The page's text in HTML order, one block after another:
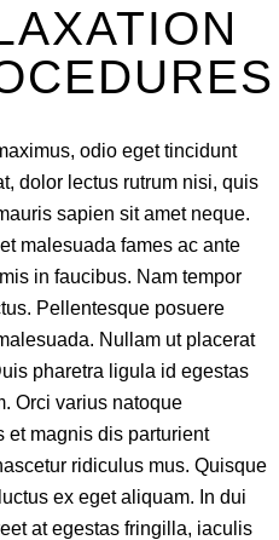
odio eget tincidunt
dolor lectus rutrum nisi, quis
sapien sit amet neque.
et malesuada fames ac ante
in faucibus. Nam tempor
Pellentesque posuere
Nullam ut placerat
pharetra ligula id egestas
Orci varius natoque
et magnis dis parturient
ridiculus mus. Quisque
ex eget aliquam. In dui
at egestas fringilla, iaculis